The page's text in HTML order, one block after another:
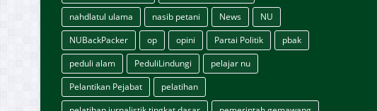
nahdlatul ulama
nasib petani News
NU
NUBackPacker
op opini Partai Politik
pbak
peduli alam
PeduliLindungi
pelajar nu
Pelantikan Pejabat
pelatihan